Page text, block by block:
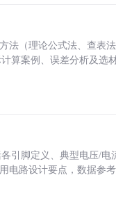
法（理论公式法、查表
算案例、误差分析及选
引脚定义、典型电压/
电路设计要点，数据参